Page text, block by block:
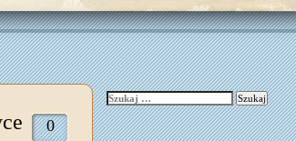
0
Szukaj: